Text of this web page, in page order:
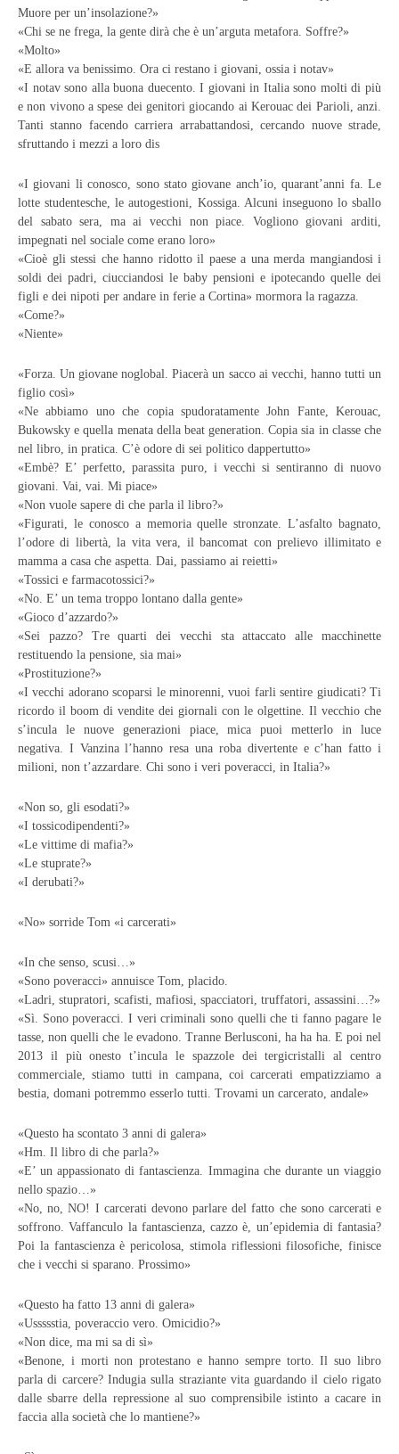
Muore per un’insolazione?»
«Chi se ne frega, la gente dirà che è un’arguta metafora. Soffre?»
«Molto»
«E allora va benissimo. Ora ci restano i giovani, ossia i notav»
«I notav sono alla buona duecento. I giovani in Italia sono molti di più
e non vivono a spese dei genitori giocando ai Kerouac dei Parioli, anzi.
Tanti stanno facendo carriera arrabattandosi, cercando nuove strade,
sfruttando i mezzi a loro dis
«I giovani li conosco, sono stato giovane anch’io, quarant’anni fa. Le
lotte studentesche, le autogestioni, Kossiga. Alcuni inseguono lo sballo
del sabato sera, ma ai vecchi non piace. Vogliono giovani arditi,
impegnati nel sociale come erano loro»
«Cioè gli stessi che hanno ridotto il paese a una merda mangiandosi i
soldi dei padri, ciucciandosi le baby pensioni e ipotecando quelle dei
figli e dei nipoti per andare in ferie a Cortina» mormora la ragazza.
«Come?»
«Niente»
«Forza. Un giovane noglobal. Piacerà un sacco ai vecchi, hanno tutti un
figlio così»
«Ne abbiamo uno che copia spudoratamente John Fante, Kerouac,
Bukowsky e quella menata della beat generation. Copia sia in classe che
nel libro, in pratica. C’è odore di sei politico dappertutto»
«Embè? E’ perfetto, parassita puro, i vecchi si sentiranno di nuovo
giovani. Vai, vai. Mi piace»
«Non vuole sapere di che parla il libro?»
«Figurati, le conosco a memoria quelle stronzate. L’asfalto bagnato,
l’odore di libertà, la vita vera, il bancomat con prelievo illimitato e
mamma a casa che aspetta. Dai, passiamo ai reietti»
«Tossici e farmacotossici?»
«No. E’ un tema troppo lontano dalla gente»
«Gioco d’azzardo?»
«Sei pazzo? Tre quarti dei vecchi sta attaccato alle macchinette
restituendo la pensione, sia mai»
«Prostituzione?»
«I vecchi adorano scoparsi le minorenni, vuoi farli sentire giudicati? Ti
ricordo il boom di vendite dei giornali con le olgettine. Il vecchio che
s’incula le nuove generazioni piace, mica puoi metterlo in luce
negativa. I Vanzina l’hanno resa una roba divertente e c’han fatto i
milioni, non t’azzardare. Chi sono i veri poveracci, in Italia?»
«Non so, gli esodati?»
«I tossicodipendenti?»
«Le vittime di mafia?»
«Le stuprate?»
«I derubati?»
«No» sorride Tom «i carcerati»
«In che senso, scusi…»
«Sono poveracci» annuisce Tom, placido.
«Ladri, stupratori, scafisti, mafiosi, spacciatori, truffatori, assassini…?»
«Sì. Sono poveracci. I veri criminali sono quelli che ti fanno pagare le
tasse, non quelli che le evadono. Tranne Berlusconi, ha ha ha. E poi nel
2013 il più onesto t’incula le spazzole dei tergicristalli al centro
commerciale, stiamo tutti in campana, coi carcerati empatizziamo a
bestia, domani potremmo esserlo tutti. Trovami un carcerato, andale»
«Questo ha scontato 3 anni di galera»
«Hm. Il libro di che parla?»
«E’ un appassionato di fantascienza. Immagina che durante un viaggio
nello spazio…»
«No, no, NO! I carcerati devono parlare del fatto che sono carcerati e
soffrono. Vaffanculo la fantascienza, cazzo è, un’epidemia di fantasia?
Poi la fantascienza è pericolosa, stimola riflessioni filosofiche, finisce
che i vecchi si sparano. Prossimo»
«Questo ha fatto 13 anni di galera»
«Ussssstia, poveraccio vero. Omicidio?»
«Non dice, ma mi sa di sì»
«Benone, i morti non protestano e hanno sempre torto. Il suo libro
parla di carcere? Indugia sulla straziante vita guardando il cielo rigato
dalle sbarre della repressione al suo comprensibile istinto a cacare in
faccia alla società che lo mantiene?»